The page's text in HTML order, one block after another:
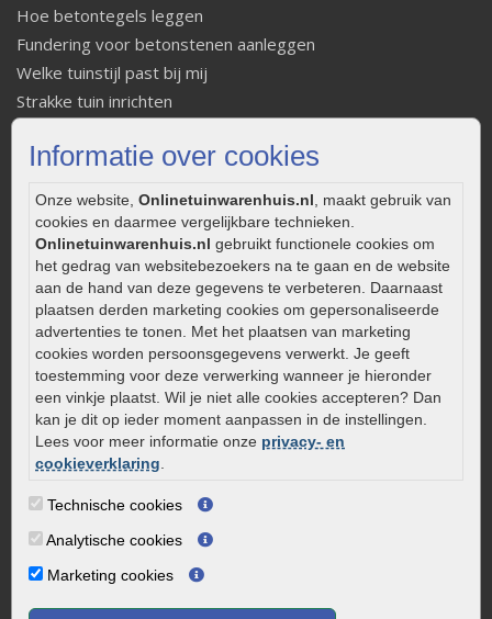
Informatie over cookies
Onze website, Onlinetuinwarenhuis.nl , maakt gebruik van
cookies en daarmee vergelijkbare technieken.
Onlinetuinwarenhuis.nl gebruikt functionele cookies om
het gedrag van websitebezoekers na te gaan en de website
aan de hand van deze gegevens te verbeteren. Daarnaast
plaatsen derden marketing cookies om gepersonaliseerde
advertenties te tonen. Met het plaatsen van marketing
cookies worden persoonsgegevens verwerkt. Je geeft
toestemming voor deze verwerking wanneer je hieronder
een vinkje plaatst. Wil je niet alle cookies accepteren? Dan
kan je dit op ieder moment aanpassen in de instellingen.
Lees voor meer informatie onze privacy- en
cookieverklaring
Technische cookies
Analytische cookies
Marketing cookies
Hoe betontegels leggen
Fundering voor betonstenen aanleggen
Welke tuinstijl past bij mij
Strakke tuin inrichten
Onderhoud van gebakken bestrating
Zelf een terras aanleggen
Kleine stadstuin inrichten
0320 – 219170
Kaapstanderweg 41
8243 RB Lelystad
info@onlinetuinwarenhuis.nl
Routebeschrijving
Openingstijden
Maandag
Dinsdag
Woensdag
Vrijdag